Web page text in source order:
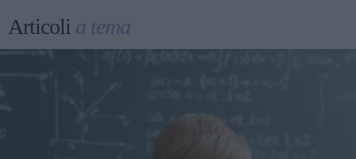
Articoli a tema